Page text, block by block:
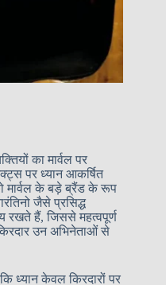
का मार्वल पर
पर ध्यान आकर्षित
मार्वल के बड़े ब्रैंड के रूप
जैसे प्रसिद्ध
रखते हैं, जिससे महत्वपूर्ण
उन अभिनेताओं से
ध्यान केवल किरदारों पर